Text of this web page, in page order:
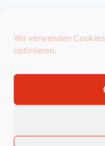
Wir verwenden
optimieren.